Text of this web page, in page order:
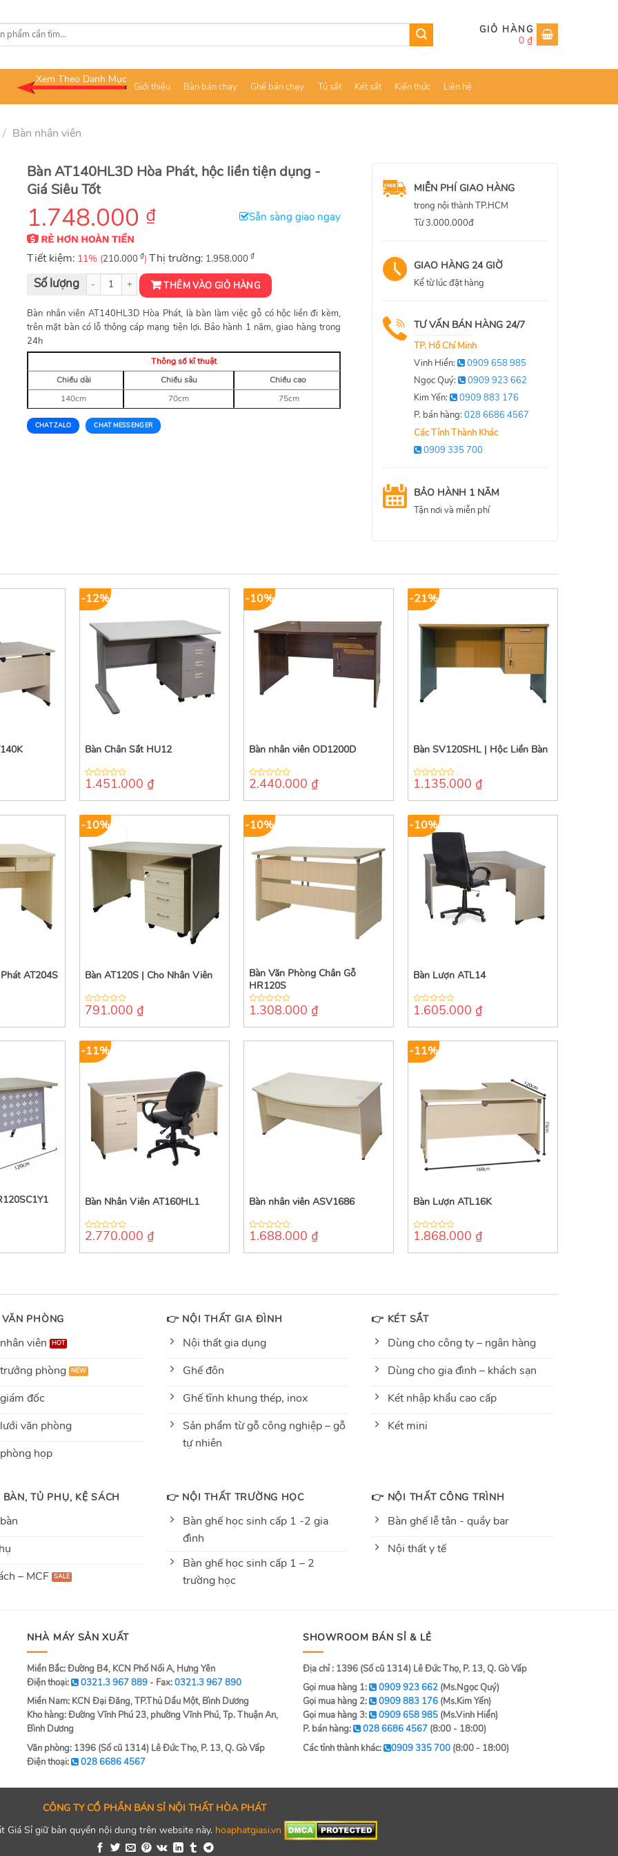
0 ₫
Xem Theo Danh Mục
Giới thiệu Bàn bán chạy Ghế bán chạy Tủ sắt Két sắt Kiến thức Liên hệ
/ Bàn nhân viên
Bàn AT140HL3D Hòa Phát, hộc liền tiện dụng -
Giá Siêu Tốt
1.748.000 ₫ Sẵn sàng giao ngay
Tiết kiệm: 11% (210.000 ₫) Thị trường: 1.958.000 ₫
Bàn Nhân Viên AT140HL3D số lượngTHÊM VÀO GIỎ HÀNG
Bàn nhân viên AT140HL3D Hòa Phát, là bàn làm việc gỗ có hộc liền đi kèm,
trên mặt bàn có lỗ thông cáp mạng tiện lợi. Bảo hành 1 năm, giao hàng trong
24h
Thông số kĩ thuật
Chiều dài
Chiều sâu
Chiều cao
140cm
70cm 75cm
CHAT ZALO CHAT MESSENGER
MIỄN PHÍ GIAO HÀNG
trong nội thành TP.HCM
Từ 3.000.000đ
GIAO HÀNG 24 GIỜ
Kể từ lúc đặt hàng
TƯ VẤN BÁN HÀNG 24/7
TP. Hồ Chí Minh
Vinh Hiển:
0909 658 985
Ngọc Quý:
0909 923 662
Kim Yến:
0909 883 176
P. bán hàng: 028 6686 4567
Các Tỉnh Thành Khác
0909 335 700
BẢO HÀNH 1 NĂM
Tận nơi và miễn phí
-12%
Bàn Chân Sắt HU12
0
of
1.451.000 ₫
-10%
Bàn nhân viên OD1200D
0
of
2.440.000 ₫
-21%
Bàn SV120SHL | Hộc Liền Bàn
0
of
1.135.000 ₫
AT204S
-10%
Bàn AT120S | Cho Nhân Viên
0
of
791.000 ₫
-10%
Bàn Văn Phòng Chân Gỗ
HR120S
0
of
1.308.000 ₫
-10%
Bàn Lượn ATL14
0
of
1.605.000 ₫
-11%
Bàn Nhân Viên AT160HL1
0
of
2.770.000 ₫
Bàn nhân viên ASV1686
0
of
1.688.000 ₫
-11%
Bàn Lượn ATL16K
0
of
1.868.000 ₫
PHÒNG
viên
phòng
đốc
văn phòng
họp
👉 NỘI THẤT GIA ĐÌNH
Nội thất gia dụng
Ghế đôn
Ghế tĩnh khung thép, inox
Sản phẩm từ gỗ công nghiệp – gỗ
tự nhiên
👉 KÉT SẮT
Dùng cho công ty – ngân hàng
Dùng cho gia đình – khách sạn
Két nhập khẩu cao cấp
Két mini
TỦ PHỤ, KỆ SÁCH
– MCF
👉 NỘI THẤT TRƯỜNG HỌC
Bàn ghế học sinh cấp 1 -2 gia
đình
Bàn ghế học sinh cấp 1 – 2
trường học
👉 NỘI THẤT CÔNG TRÌNH
Bàn ghế lễ tân - quầy bar
Nội thất y tế
NHÀ MÁY SẢN XUẤT
Miền Bắc: Đường B4, KCN Phố Nối A, Hưng Yên
Điện thoại:
0321.3 967 889 - Fax:0321.3 967 890
Miền Nam: KCN Đại Đăng, TP.Thủ Dầu Một, Bình Dương
Kho hàng: Đường Vĩnh Phú 23, phường Vĩnh Phú, Tp. Thuận An,
Bình Dương
Văn phòng: 1396 (Số cũ 1314) Lê Đức Thọ, P. 13, Q. Gò Vấp
Điện thoại:
028 6686 4567
SHOWROOM BÁN SỈ & LẺ
Địa chỉ : 1396 (Số cũ 1314) Lê Đức Thọ, P. 13, Q. Gò Vấp
Gọi mua hàng 1:
0909 923 662 (Ms.Ngọc Quý)
Gọi mua hàng 2:
0909 883 176 (Ms.Kim Yến)
Gọi mua hàng 3:
0909 658 985 (Ms.Vinh Hiển)
P. bán hàng:
028 6686 4567 (8:00 - 18:00)
Các tỉnh thành khác:
0909 335 700 (8:00 - 18:00)
CÔNG TY CỔ PHẦN BÁN SỈ NỘI THẤT HÒA PHÁT
Giá Sỉ giữ bản quyền nội dung trên website này. hoaphatgiasi.vn